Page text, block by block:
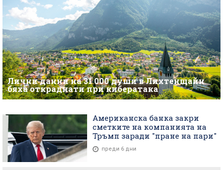
Лични данни на 31 000 души в Лихтенщайн
бяха откраднати при кибератака
Американска банка закри
сметките на компанията на
Тръмп заради "пране на пари"
преди 6 дни